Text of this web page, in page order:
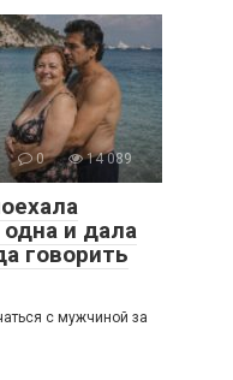
0 14 089
и дала
говорить
с мужчиной за